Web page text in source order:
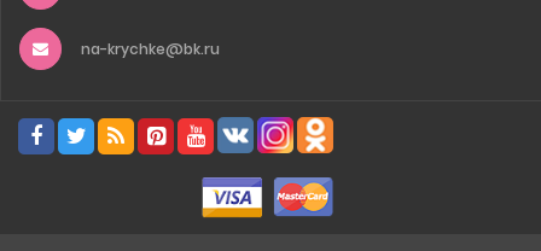
na-krychke@bk.ru